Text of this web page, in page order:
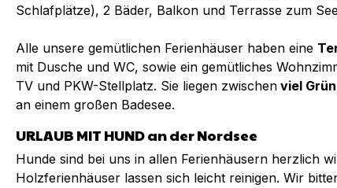
Schlafplätze), 2 Bäder, Balkon und Terrasse zum
Alle unsere gemütlichen Ferienhäuser haben eine
mit Dusche und WC, sowie ein gemütliches
TV und PKW-Stellplatz. Sie liegen zwischen viel Grün
an einem großen Badesee.
URLAUB MIT HUND an der Nordsee
Hunde sind bei uns in allen Ferienhäusern herzlich
Holzferienhäuser lassen sich leicht reinigen. Wir